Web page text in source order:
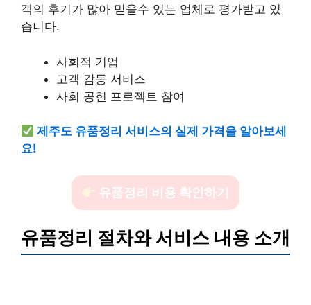
객의 후기가 많아 믿을수 있는 업체로 평가받고 있
습니다.
사회적 기업
고객 감동 서비스
사회 공헌 프로젝트 참여
제주도 유품정리 서비스의 실제 가격을 알아보세
요!
유품정리 비용 확인하기
유품정리 절차와 서비스 내용 소개